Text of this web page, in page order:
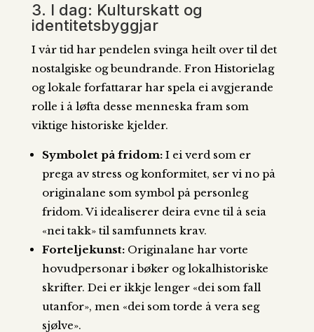
3. I dag: Kulturskatt og
identitetsbyggjar
I vår tid har pendelen svinga heilt over til det
nostalgiske og beundrande. Fron Historielag
og lokale forfattarar har spela ei avgjerande
rolle i å løfta desse menneska fram som
viktige historiske kjelder.
Symbolet på fridom:I ei verd som er
prega av stress og konformitet, ser vi no på
originalane som symbol på personleg
fridom. Vi idealiserer deira evne til å seia
«nei takk» til samfunnets krav.
Forteljekunst:Originalane har vorte
hovudpersonar i bøker og lokalhistoriske
skrifter. Dei er ikkje lenger «dei som fall
utanfor», men «dei som torde å vera seg
sjølve».